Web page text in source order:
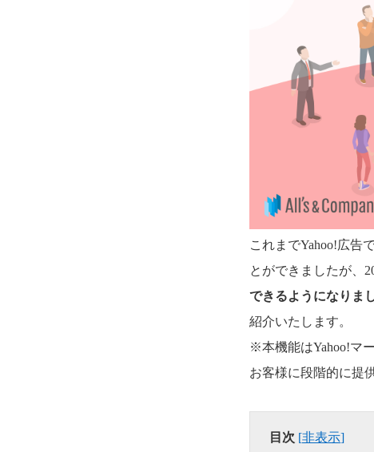
これまでYahoo!広告
とができましたが、
できるようになりま
紹介いたします。
※本機能はYahoo!マ
お客様に段階的に提
目次 [非表示]